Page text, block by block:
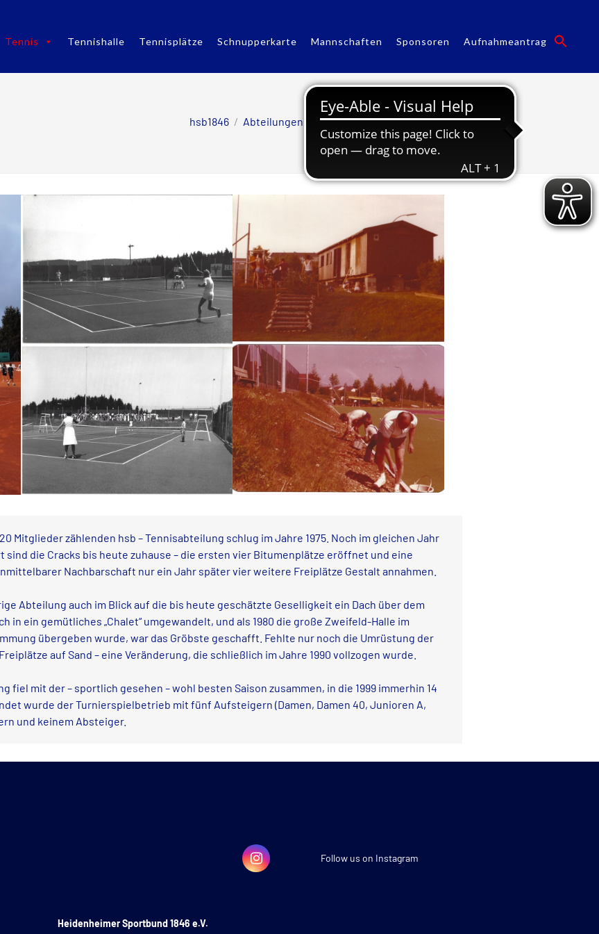
Tennis Tennishalle Tennisplätze Schnupperkarte Mannschaften Sponsoren Aufnahmeantrag
hsb1846 / Abteilungen Tennis / Geschichte Tennis
Mitglieder zählenden hsb – Tennisabteilung schlug im Jahre 1975. Noch im gleichen Jahr
sind die Cracks bis heute zuhause – die ersten vier Bitumenplätze eröffnet und eine
Nachbarschaft nur ein Jahr später vier weitere Freiplätze Gestalt annahmen.
Abteilung auch im Blick auf die bis heute geschätzte Geselligkeit ein Dach über dem
in ein gemütliches „Chalet“ umgewandelt, und als 1980 die große Zweifeld-Halle im
übergeben wurde, war das Gröbste geschafft. Fehlte nur noch die Umrüstung der
auf Sand – eine Veränderung, die schließlich im Jahre 1990 vollzogen wurde.
fiel mit der – sportlich gesehen – wohl besten Saison zusammen, in die 1999 immerhin 14
wurde der Turnierspielbetrieb mit fünf Aufsteigern (Damen, Damen 40, Junioren A,
und keinem Absteiger.
Follow us on Instagram
Heidenheimer Sportbund 1846 e.V.